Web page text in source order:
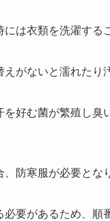
には衣類を洗濯する
えがないと濡れたり
を好む菌が繁殖し臭
、防寒服が必要とな
要があるため、順